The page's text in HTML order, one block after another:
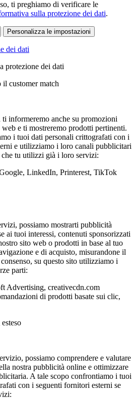
ti preghiamo di verificare le
sulla protezione dei dati.
Personalizza le impostazioni
dei dati
protezione dei dati
customer match
informeremo anche su promozioni
web e ti mostreremo prodotti pertinenti.
i tuoi dati personali crittografati con i
e utilizziamo i loro canali pubblicitari
tu utilizzi già i loro servizi:
LinkedIn, Printerest, TikTok
possiamo mostrarti pubblicità
ai tuoi interessi, contenuti sponsorizzati
sito web o prodotti in base al tuo
e di acquisto, misurandone il
su questo sito utilizziamo i
parti:
Advertising, creativecdn.com
di prodotti basate sui clic,
possiamo comprendere e valutare
nostra pubblicità online e ottimizzare
A tale scopo confrontiamo i tuoi
con i seguenti fornitori esterni se